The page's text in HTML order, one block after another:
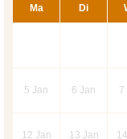
Ma Di
5 Jan 6 Jan 7
12 Jan 13 Jan 14